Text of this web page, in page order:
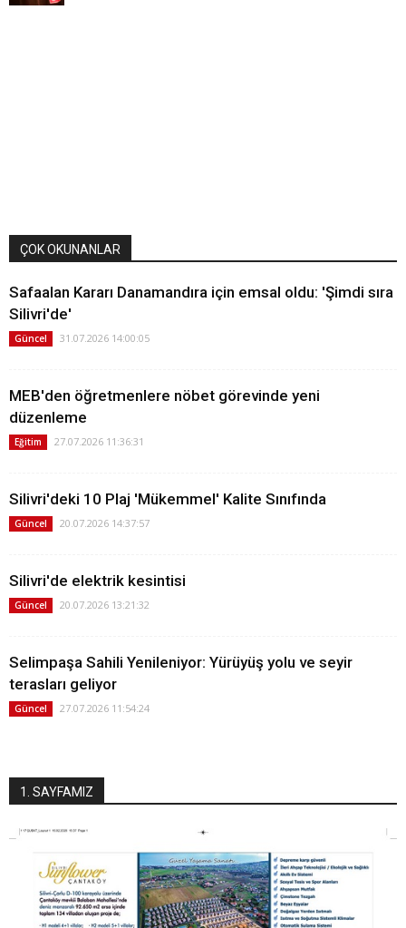
ÇOK OKUNANLAR
Safaalan Kararı Danamandıra için emsal oldu: 'Şimdi sıra
Silivri'de'
Güncel 31.07.2026 14:00:05
MEB'den öğretmenlere nöbet görevinde yeni
düzenleme
Eğitim 27.07.2026 11:36:31
Silivri'deki 10 Plaj 'Mükemmel' Kalite Sınıfında
Güncel 20.07.2026 14:37:57
Silivri'de elektrik kesintisi
Güncel 20.07.2026 13:21:32
Selimpaşa Sahili Yenileniyor: Yürüyüş yolu ve seyir
terasları geliyor
Güncel 27.07.2026 11:54:24
1. SAYFAMIZ